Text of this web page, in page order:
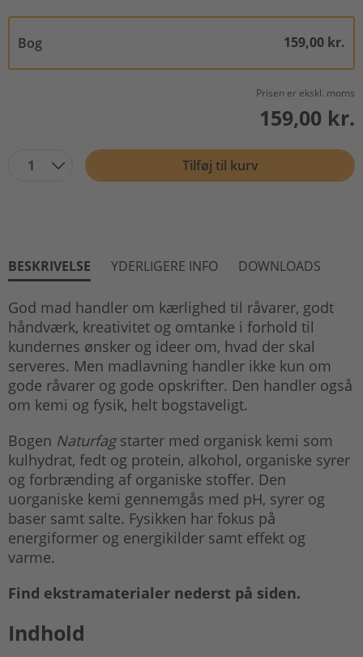
Bog 159,00 kr.
Prisen er ekskl. moms
159,00 kr.
1 Tilføj til kurv
BESKRIVELSE YDERLIGERE INFO DOWNLOADS
God mad handler om kærlighed til råvarer, godt
håndværk, kreativitet og omtanke i forhold til
kundernes ønsker og ideer om, hvad der skal
serveres. Men madlavning handler ikke kun om
gode råvarer og gode opskrifter. Den handler også
om kemi og fysik, helt bogstaveligt.
Bogen Naturfagstarter med organisk kemi som
kulhydrat, fedt og protein, alkohol, organiske syrer
og forbrænding af organiske stoffer. Den
uorganiske kemi gennemgås med pH, syrer og
baser samt salte. Fysikken har fokus på
energiformer og energikilder samt effekt og
varme.
Find ekstramaterialer nederst på siden.
Indhold